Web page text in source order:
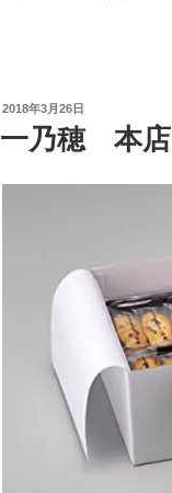
投
日:
2018年3月26日
一乃穂 本店